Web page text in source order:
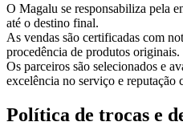
O Magalu se responsabiliza pela
até o destino final.
As vendas são certificadas com
procedência de produtos originais.
Os parceiros são selecionados e
excelência no serviço e reputação
Política de trocas e